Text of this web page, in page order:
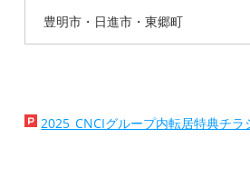
豊明市・日進市・東郷町
2025_CNCIグループ内転居特典チ